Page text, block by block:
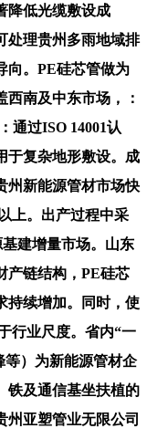
降低光缆敷设成
处理贵州多雨地域排
向。PE硅芯管做为
南及中东市场，：
通过ISO 14001认
于复杂地形敷设。成
州新能源管材市场快
上。出产过程中采
建增量市场。山东
产链结构，PE硅芯
持续增加。同时，使
行业尺度。省内“一
等）为新能源管材企
铁及通信基坐扶植的
州亚塑管业无限公司